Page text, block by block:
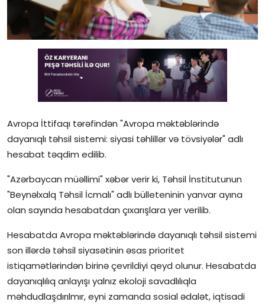
Müsahibə
Elm və innovasiya
Reportaj
Pedaqogika
Regionlar
Qəzetin PDF arxivi
İctimai şura
Dünya
Avropa İttifaqı tərəfindən "Avropa məktəblərində
dayanıqlı təhsil sistemi: siyasi təhlillər və tövsiyələr" adlı
hesabat təqdim edilib.
"Azərbaycan müəllimi" xəbər verir ki, Təhsil İnstitutunun
"Beynəlxalq Təhsil İcmalı" adlı bülleteninin yanvar ayına
olan sayında hesabatdan çıxarışlara yer verilib.
Hesabatda Avropa məktəblərində dayanıqlı təhsil sistemi
son illərdə təhsil siyasətinin əsas prioritet
istiqamətlərindən birinə çevrildiyi qeyd olunur. Hesabatda
dayanıqlılıq anlayışı yalnız ekoloji savadlılıqla
məhdudlaşdırılmır, eyni zamanda sosial ədalət, iqtisadi